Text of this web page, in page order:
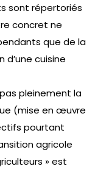
sont répertoriés
concret ne
que de la
cuisine
pleinement la
(mise en œuvre
pourtant
agricole
» est